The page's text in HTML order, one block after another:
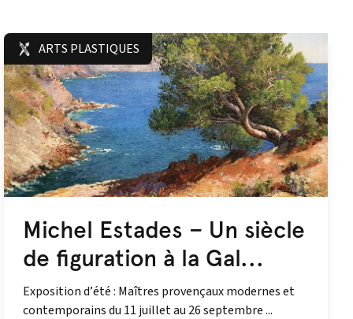
ARTS PLASTIQUES
Michel Estades – Un siècle
de figuration à la Gal...
Exposition d’été : Maîtres provençaux modernes et
contemporains du 11 juillet au 26 septembre ...